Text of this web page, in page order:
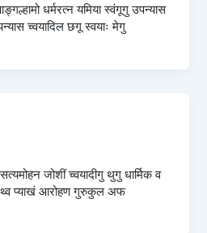
धर्मरत्न यमिया स्वंगूगु उपन्यास
च्वयादिल छगू स्वयाः मेगु
जोशीं च्वयादीगु थुगु धार्मिक व
थ्व प्याखं आरोहण गुरुकुल अफ